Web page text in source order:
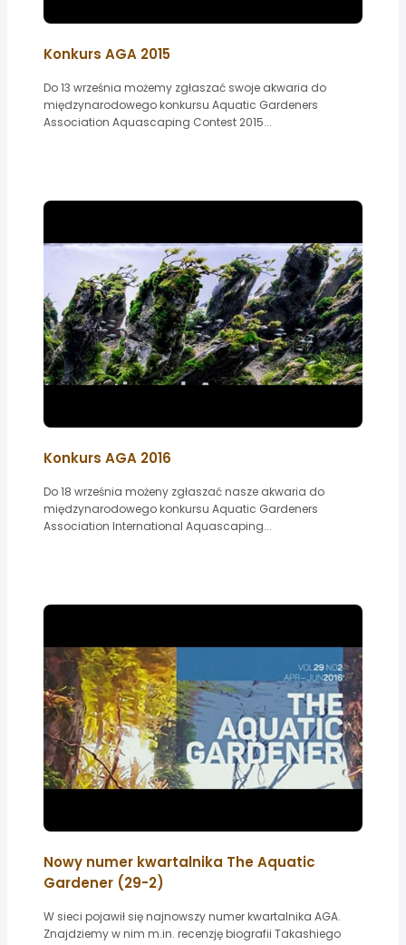
Konkurs AGA 2015
Do 13 września możemy zgłaszać swoje akwaria do
międzynarodowego konkursu Aquatic Gardeners
Association Aquascaping Contest 2015...
Konkurs AGA 2016
Do 18 września możeny zgłaszać nasze akwaria do
międzynarodowego konkursu Aquatic Gardeners
Association International Aquascaping...
Nowy numer kwartalnika The Aquatic
Gardener (29-2)
W sieci pojawił się najnowszy numer kwartalnika AGA.
Znajdziemy w nim m.in. recenzję biografii Takashiego